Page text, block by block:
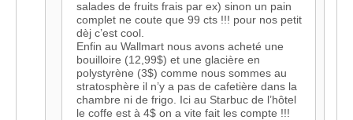
salades de fruits frais par ex) sinon un pain
complet ne coute que 99 cts !!! pour nos petit
dèj c’est cool.
Enfin au Wallmart nous avons acheté une
bouilloire (12,99$) et une glacière en
polystyrène (3$) comme nous sommes au
stratosphère il n’y a pas de cafetière dans la
chambre ni de frigo. Ici au Starbuc de l’hôtel
le coffe est à 4$ on a vite fait les compte !!!